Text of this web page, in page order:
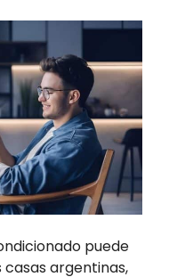
puede
argentinas,